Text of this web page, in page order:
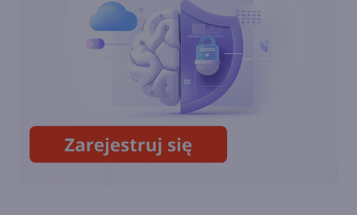
systemu
Żegnamy kolejną aplikację na
Xbox 360. Najwyższa pora na
zmianę na Xbox One?